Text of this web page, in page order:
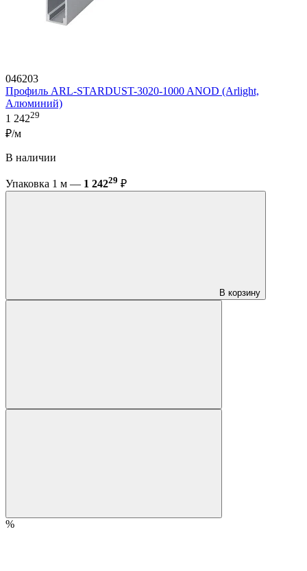
046203
Профиль ARL-STARDUST-3020-1000 ANOD (Arlight,
Алюминий)
1 24229
₽/м
В наличии
Упаковка 1 м — 1 24229 ₽
В корзину
%